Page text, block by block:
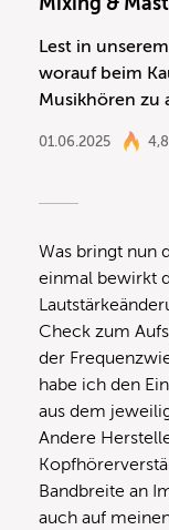
Lest in
worauf beim
Musikhören zu
01.06.2025
Was bringt nun
einmal bewirkt
Check zum
der
habe ich den
aus dem
Andere
Bandbreite an
auch auf